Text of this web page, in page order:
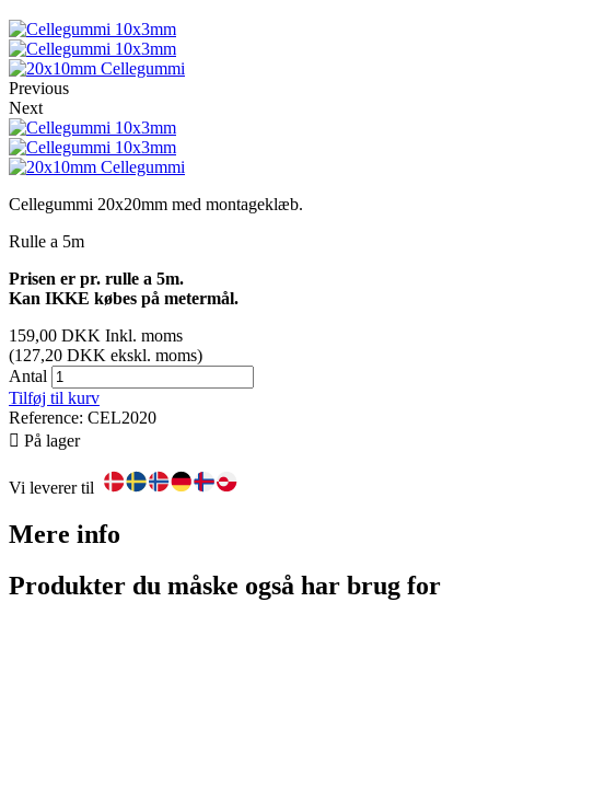
Previous
Next
Cellegummi 20x20mm med montageklæb.
Rulle a 5m
Prisen er pr. rulle a 5m.
Kan IKKE købes på metermål.
159,00 DKK Inkl. moms
(127,20 DKK ekskl. moms)
Antal
Tilføj til kurv
Reference: CEL2020
 På lager
Vi leverer til
Mere info
Produkter du måske også har brug for